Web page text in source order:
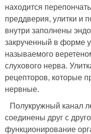
находится
преддверия, улитки и
внутри заполнены
закрученный в форме
называемого
слухового нерва.
рецепторов, которые
нервные.
Полукружный канал
соединены друг с
функционирование